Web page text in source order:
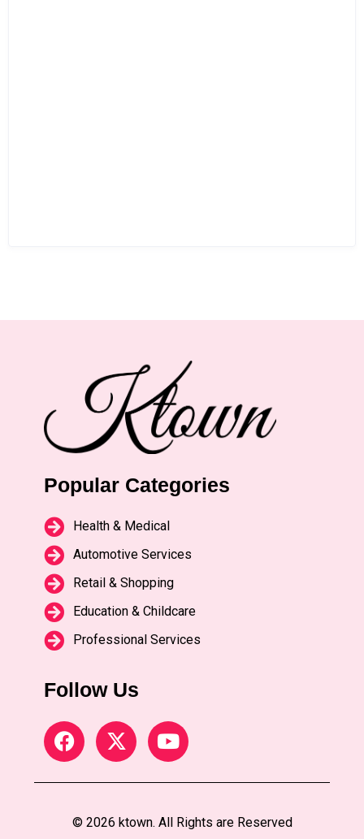
Popular Categories
Health & Medical
Automotive Services
Retail & Shopping
Education & Childcare
Professional Services
Follow Us
© 2026 ktown. All Rights are Reserved